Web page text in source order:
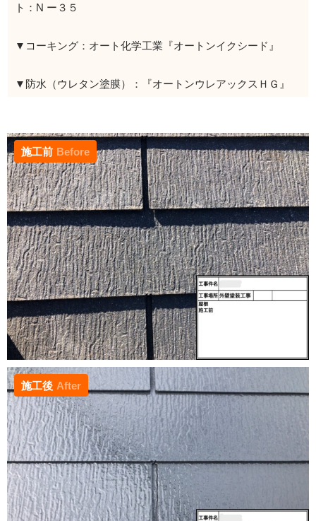
ト：N ー３５
▼コーキング：オート化学工業『オートンイクシード』
▼防水（ウレタン塗膜）：『オートンウレアックスＨＧ』
施工前 Before
施工後 After